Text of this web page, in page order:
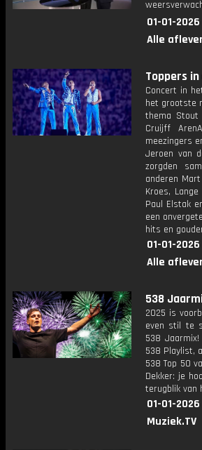
01-01-
Alle
Toppers
Concert in
het grootste
thema Stout
Cruijff
meezingers
Jeroen van
zorgden
anderen
Kroes,
Paul Elstak
een
hits en
01-01-
Alle
538
2025 is
even stil te
538
538 Playlist,
538 Top 50
Dekker: je
terugblik van
01-01-
Muziek.TV